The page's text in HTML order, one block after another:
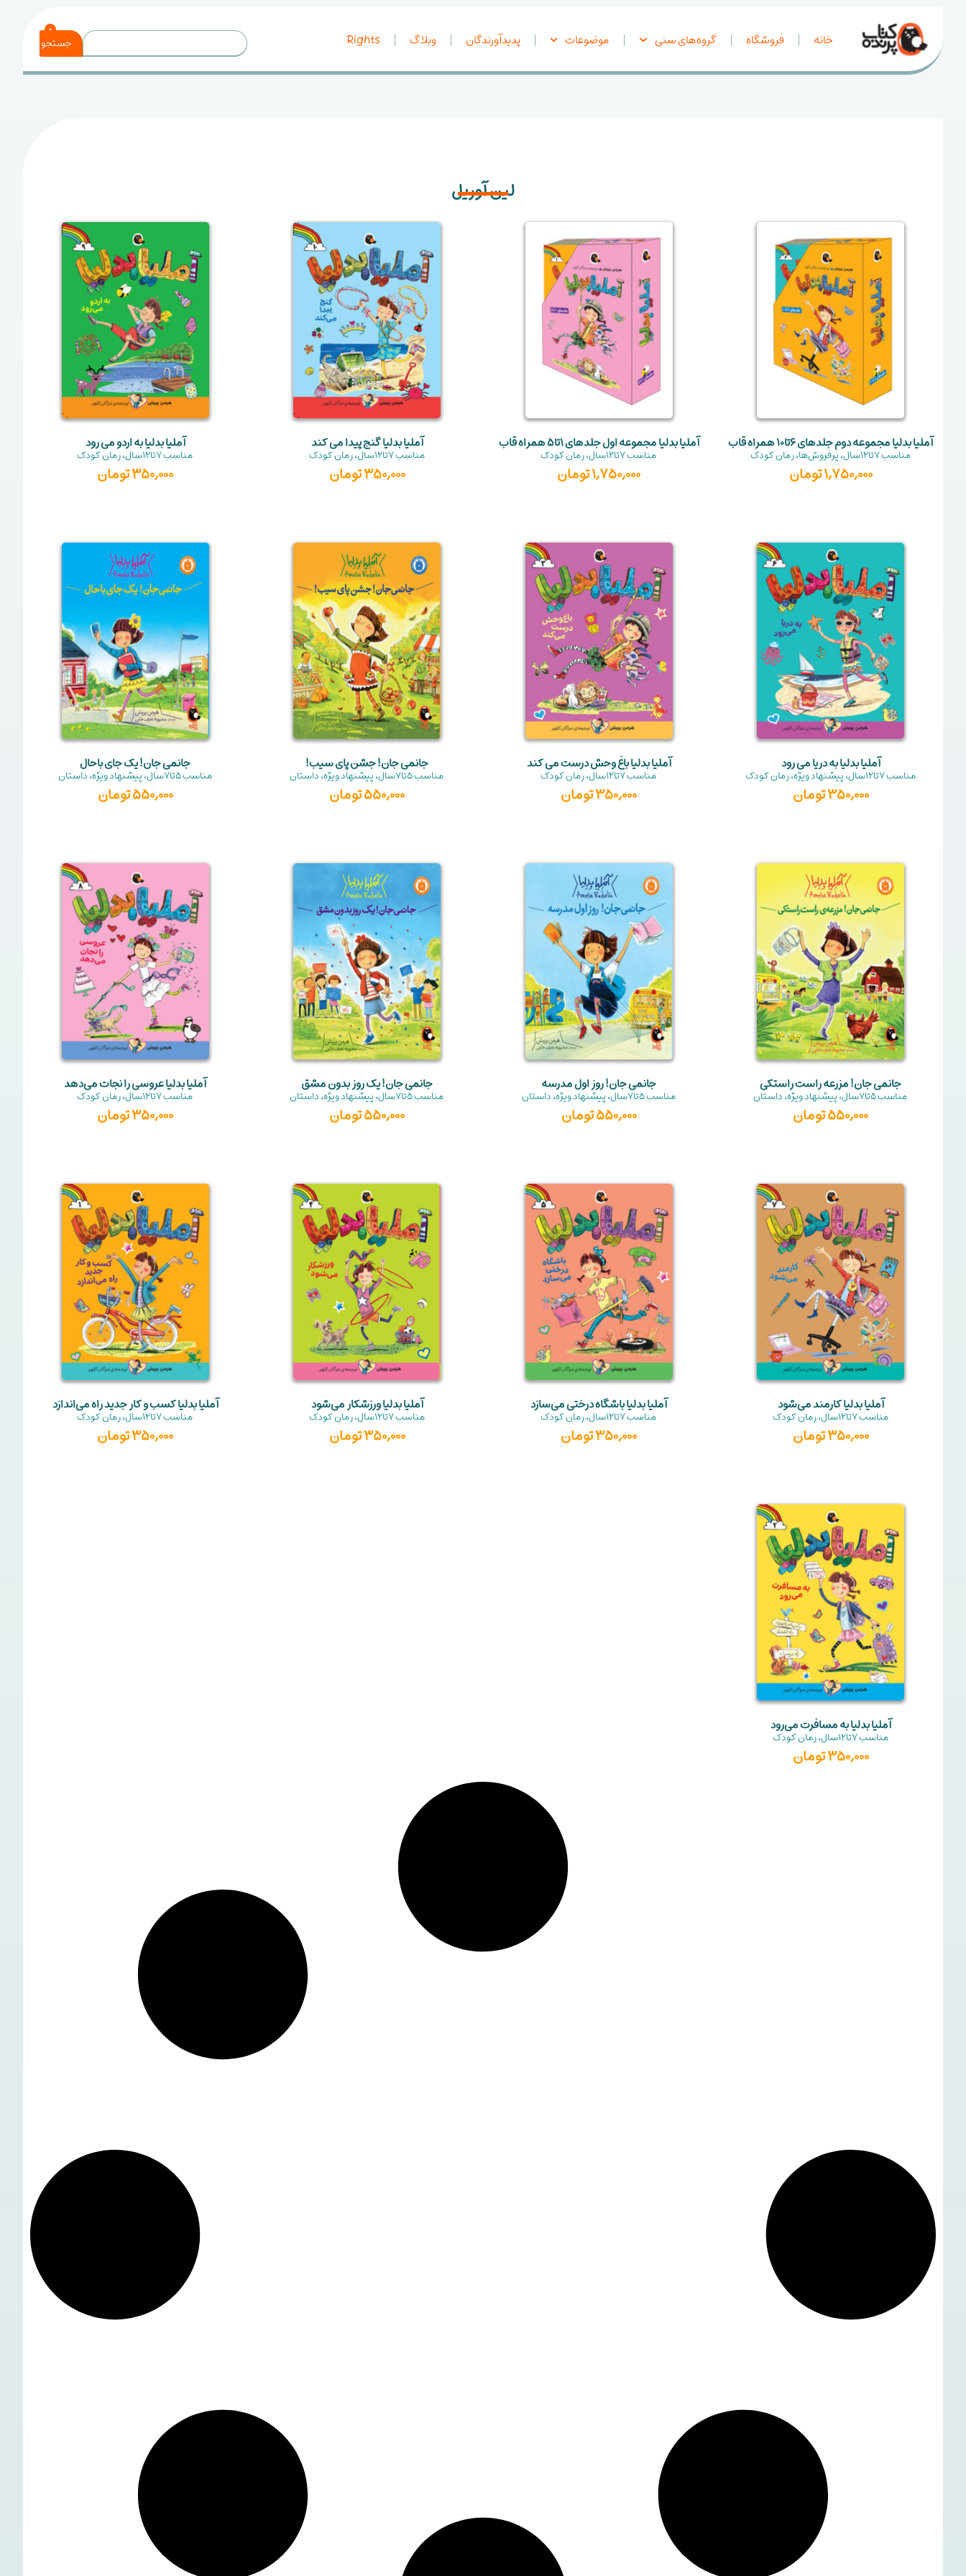
خانه فروشگاه گروه‌های سنی موضوعات پدیدآورندگان وبلاگ Rights
0
جستجو
لین آوریل
آملیا بدلیا مجموعه دوم جلدهای 6تا10 همراه قاب
مناسب7تا12سال ،پرفروش‌ها،رمان کودک
1,750,000تومان
آملیا بدلیا مجموعه اول جلدهای 1تا5 همراه قاب
مناسب7تا12سال ،رمان کودک
1,750,000تومان
آملیا بدلیا گنج پیدا می کند
مناسب7تا12سال ،رمان کودک
350,000تومان
آملیا بدلیا به اردو می رود
مناسب7تا12سال ،رمان کودک
350,000تومان
آملیا بدلیا به دریا می رود
مناسب7تا12سال ،پیشنهاد ویژه،رمان کودک
350,000تومان
آملیا بدلیا باغ وحش درست می کند
مناسب7تا12سال ،رمان کودک
350,000تومان
جانمی جان! جشن پای سیب!
مناسب5تا7سال ،پیشنهاد ویژه،داستان
550,000تومان
جانمی جان! یک جای باحال
مناسب5تا7سال ،پیشنهاد ویژه،داستان
550,000تومان
جانمی جان! مزرعه راست راستکی
مناسب5تا7سال ،پیشنهاد ویژه،داستان
550,000تومان
جانمی جان! روز اول مدرسه
مناسب5تا7سال ،پیشنهاد ویژه،داستان
550,000تومان
جانمی جان! یک روز بدون مشق
مناسب5تا7سال ،پیشنهاد ویژه،داستان
550,000تومان
آملیا بدلیا عروسی را نجات می‌دهد
مناسب7تا12سال ،رمان کودک
350,000تومان
آملیا بدلیا کارمند می‌شود
مناسب7تا12سال ،رمان کودک
350,000تومان
آملیا بدلیا باشگاه درختی می‌سازد
مناسب7تا12سال ،رمان کودک
350,000تومان
آملیا بدلیا ورزشکار می‌شود
مناسب7تا12سال ،رمان کودک
350,000تومان
آملیا بدلیا کسب‌ و‌ کار جدید راه‌ می‌اندازد
مناسب7تا12سال ،رمان کودک
350,000تومان
آملیا بدلیا به مسافرت می‌رود
مناسب7تا12سال ،رمان کودک
350,000تومان